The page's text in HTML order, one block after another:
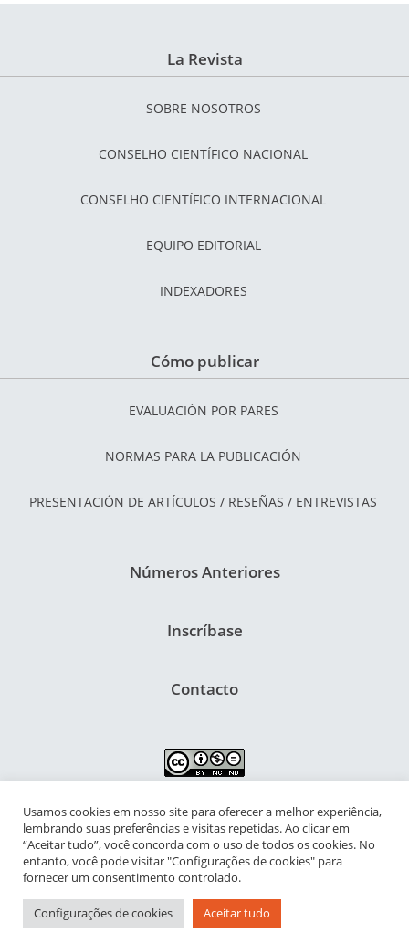
La Revista
SOBRE NOSOTROS
CONSELHO CIENTÍFICO NACIONAL
CONSELHO CIENTÍFICO INTERNACIONAL
EQUIPO EDITORIAL
INDEXADORES
Cómo publicar
EVALUACIÓN POR PARES
NORMAS PARA LA PUBLICACIÓN
PRESENTACIÓN DE ARTÍCULOS / RESEÑAS / ENTREVISTAS
Números Anteriores
Inscríbase
Contacto
NIPIAC – Núcleo Interdisciplinar de Pesquisa para a Infância e
Adolescência Contemporâneas
Universidade Federal do Rio de Janeiro - Campus da Praia Vermelha
Av. Pasteur, 250 – Urca, Prédio da Decania do CFCH
Usamos cookies em nosso site para oferecer a melhor experiência,
lembrando suas preferências e visitas repetidas. Ao clicar em
“Aceitar tudo”, você concorda com o uso de todos os cookies. No
entanto, você pode visitar "Configurações de cookies" para
fornecer um consentimento controlado.
Configurações de cookies Aceitar tudo